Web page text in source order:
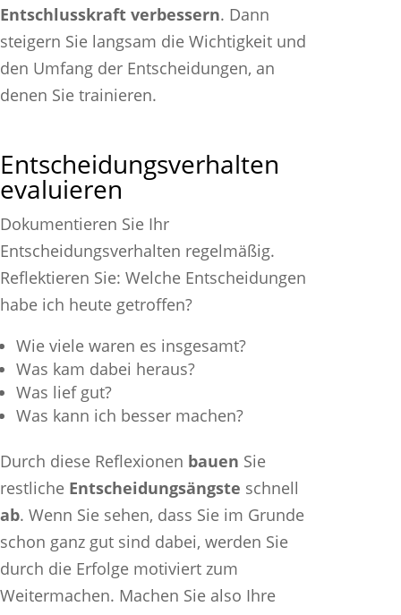
Entschlusskraft verbessern. Dann
steigern Sie langsam die Wichtigkeit und
den Umfang der Entscheidungen, an
denen Sie trainieren.
Entscheidungsverhalten
evaluieren
Dokumentieren Sie Ihr
Entscheidungsverhalten regelmäßig.
Reflektieren Sie: Welche Entscheidungen
habe ich heute getroffen?
Wie viele waren es insgesamt?
Was kam dabei heraus?
Was lief gut?
Was kann ich besser machen?
Durch diese Reflexionen bauen Sie
restliche Entscheidungsängste schnell
ab. Wenn Sie sehen, dass Sie im Grunde
schon ganz gut sind dabei, werden Sie
durch die Erfolge motiviert zum
Weitermachen. Machen Sie also Ihre